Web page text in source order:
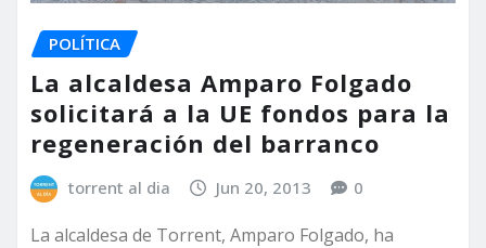
POLÍTICA
La alcaldesa Amparo Folgado
solicitará a la UE fondos para la
regeneración del barranco
torrent al dia Jun 20, 2013 0
La alcaldesa de Torrent, Amparo Folgado, ha